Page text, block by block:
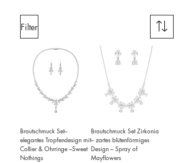
Filter
Brautschmuck Set–
elegantes Tropfendesign mit
Collier & Ohrringe –Sweet
Nothings
Brautschmuck Set Zirkonia
– zartes blütenförmiges
Design – Spray of
Mayflowers